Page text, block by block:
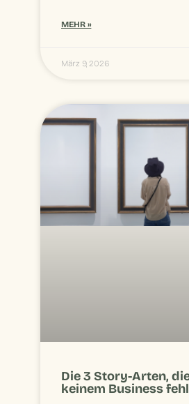
MEHR »
März 9, 2026
Die 3 Story-Arten,
keinem Business